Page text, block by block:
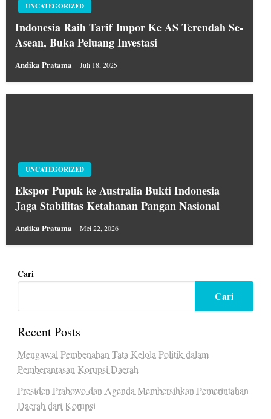
UNCATEGORIZED
Indonesia Raih Tarif Impor Ke AS Terendah Se-
Asean, Buka Peluang Investasi
Andika Pratama Juli 18, 2025
UNCATEGORIZED
Ekspor Pupuk ke Australia Bukti Indonesia
Jaga Stabilitas Ketahanan Pangan Nasional
Andika Pratama Mei 22, 2026
Cari
Cari
Recent Posts
Mengawal Pembenahan Tata Kelola Politik dalam
Pemberantasan Korupsi Daerah
Presiden Prabowo dan Agenda Membersihkan Pemerintahan
Daerah dari Korupsi